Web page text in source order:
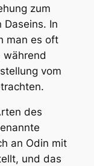
zum
Daseins. In
man es oft
während
vom
des
an Odin mit
und das